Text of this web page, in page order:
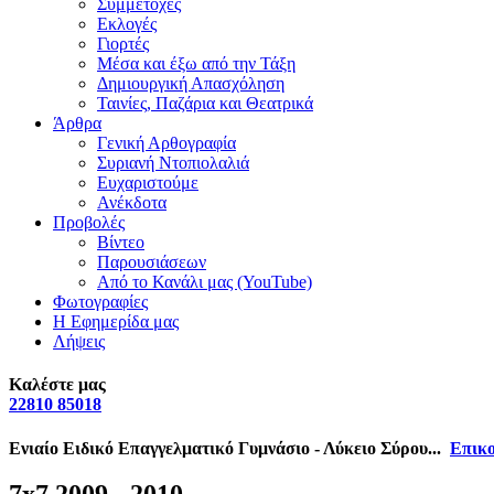
Συμμετοχές
Εκλογές
Γιορτές
Μέσα και έξω από την Τάξη
Δημιουργική Απασχόληση
Ταινίες, Παζάρια και Θεατρικά
Άρθρα
Γενική Αρθογραφία
Συριανή Ντοπιολαλιά
Ευχαριστούμε
Ανέκδοτα
Προβολές
Βίντεο
Παρουσιάσεων
Από το Κανάλι μας (YouTube)
Φωτογραφίες
Η Εφημερίδα μας
Λήψεις
Καλέστε μας
22810 85018
Ενιαίο Ειδικό Επαγγελματικό Γυμνάσιο - Λύκειο Σύρου...